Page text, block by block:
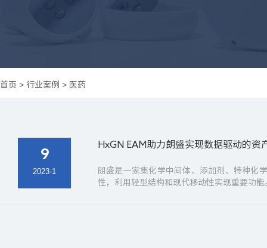
首页 > 行业案例 > 医药
9
2023-1
HxGN EAM助力朗盛实现数据驱动的
朗盛是一家集化学中间体、添加剂、特种化
性，利用轻型结构和现代移动性实现重要功能